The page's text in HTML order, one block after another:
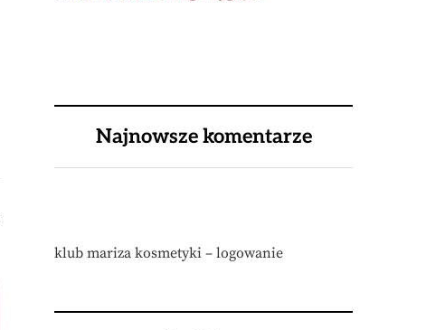
Najnowsze komentarze
klub mariza kosmetyki – logowanie